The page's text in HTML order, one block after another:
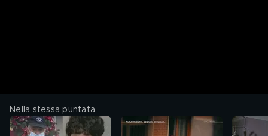
Nella stessa puntata